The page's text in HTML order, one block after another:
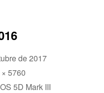
de 2017
5760
5D Mark III